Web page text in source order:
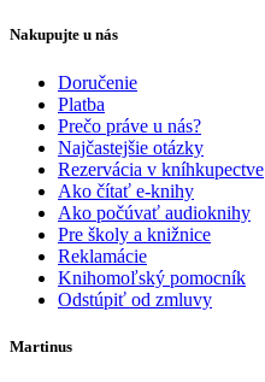
Nakupujte u nás
Doručenie
Platba
Prečo práve u nás?
Najčastejšie otázky
Rezervácia v kníhkupectve
Ako čítať e-knihy
Ako počúvať audioknihy
Pre školy a knižnice
Reklamácie
Knihomoľský pomocník
Odstúpiť od zmluvy
Martinus